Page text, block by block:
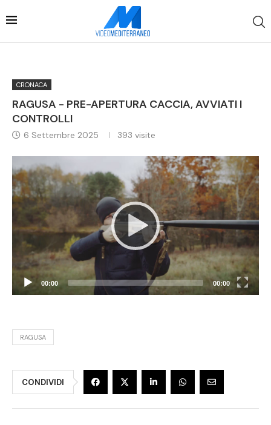
CRONACA
RAGUSA - PRE-APERTURA CACCIA, AVVIATI I
CONTROLLI
6 Settembre 2025 393 visite
Video
Player
00:00 00:00
RAGUSA
CONDIVIDI